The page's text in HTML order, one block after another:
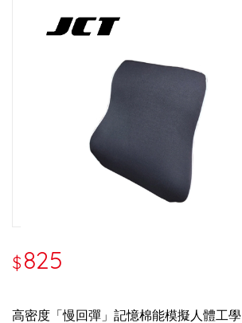
$825
高密度「慢回彈」記憶棉能模擬人體工學